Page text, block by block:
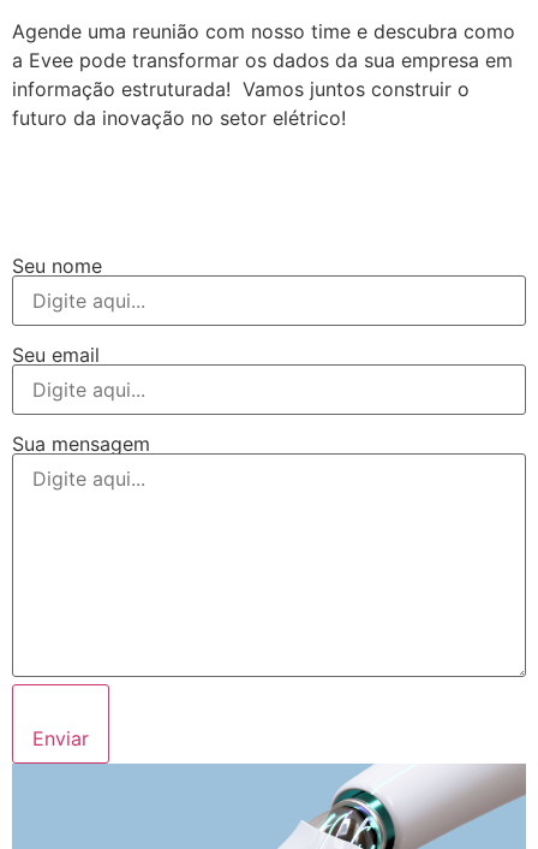
Agende uma reunião com nosso time e descubra como
a Evee pode transformar os dados da sua empresa em
informação estruturada! Vamos juntos construir o
futuro da inovação no setor elétrico!
Seu nome
Seu email
Sua mensagem
Enviar